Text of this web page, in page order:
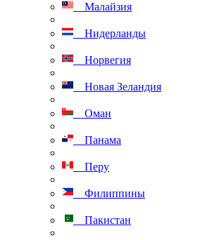
Малайзия
Нидерланды
Норвегия
Новая Зеландия
Оман
Панама
Перу
Филиппины
Пакистан